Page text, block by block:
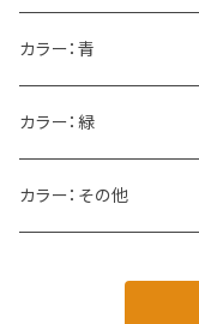
カラー：青
カラー：緑
カラー：その他